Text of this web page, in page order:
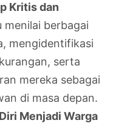
Kritis dan
menilai berbagai
mengidentifikasi
serta
mereka sebagai
di masa depan.
Menjadi Warga